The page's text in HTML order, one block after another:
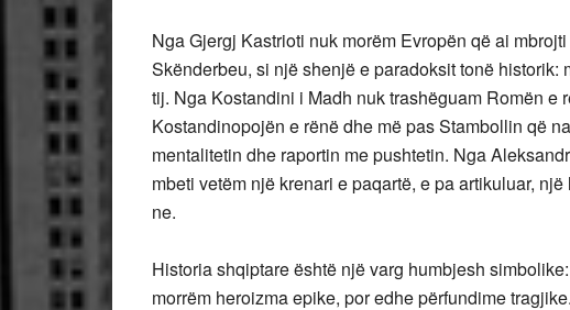
Nga Gjergj Kastrioti nuk morëm Evropën që ai
Skënderbeu, si një shenjë e paradoksit tonë
tij. Nga Kostandini i Madh nuk trashëguam Romën e
Kostandinopojën e rënë dhe më pas Stambollin që
mentalitetin dhe raportin me pushtetin. Nga
mbeti vetëm një krenari e paqartë, e pa artikuluar,
ne.
Historia shqiptare është një varg humbjesh
morrëm heroizma epike, por edhe përfundime